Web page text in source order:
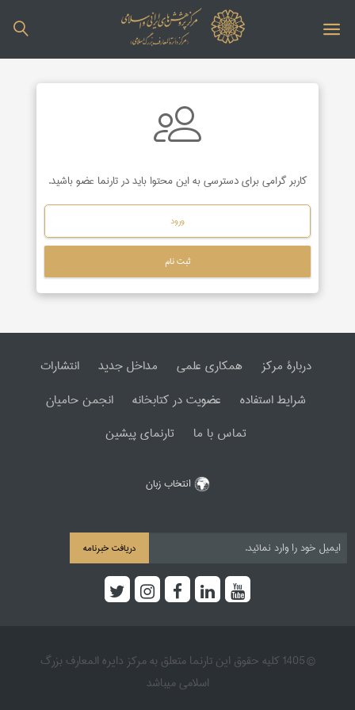
کاربر گرامی برای دسترسی به این محتوا باید در تارنما عضو باشید.
ورود
ثبت نام
دربارۀ مرکز همکاری علمی مداخل جدید
انتشارات
شرایط استفاده
عضویت در کتابخانه
انجمن حامیان
تماس با ما
تارنمای پیشین
انتخاب زبان
دریافت خبرنامه
© 1405 کلیه حقوق این تارنما متعلق به مرکز دایره المعارف بزرگ
اسلامی میباشد